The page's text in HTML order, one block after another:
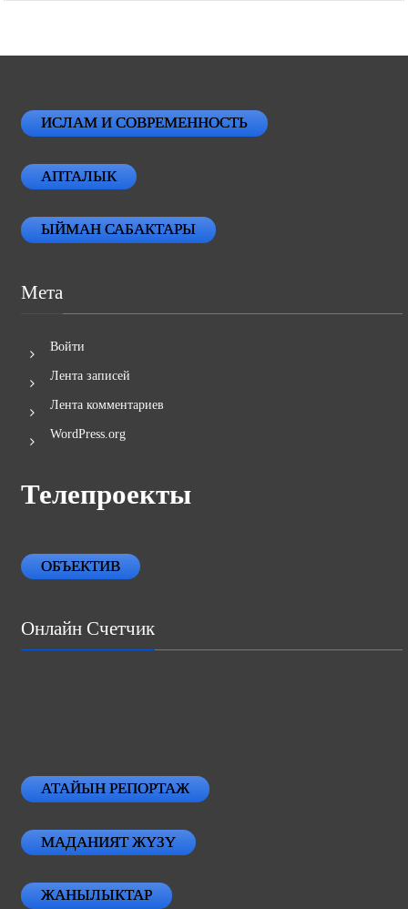
ИСЛАМ И СОВРЕМЕННОСТЬ
АПТАЛЫК
ЫЙМАН САБАКТАРЫ
Мета
Войти
Лента записей
Лента комментариев
WordPress.org
Телепроекты
ОБЪЕКТИВ
Онлайн Счетчик
АТАЙЫН РЕПОРТАЖ
МАДАНИЯТ ЖҮЗҮ
ЖАНЫЛЫКТАР